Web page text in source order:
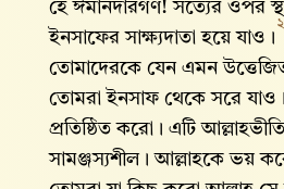
হে ঈমানদারগণ! সত্যের ওপর
ইনসাফের সাক্ষ্যদাতা হয়ে যাও।
তোমাদেরকে যেন এমন
তোমরা ইনসাফ থেকে সরে
প্রতিষ্ঠিত করো। এটি
সামঞ্জস্যশীল। আল্লাহকে ভয়